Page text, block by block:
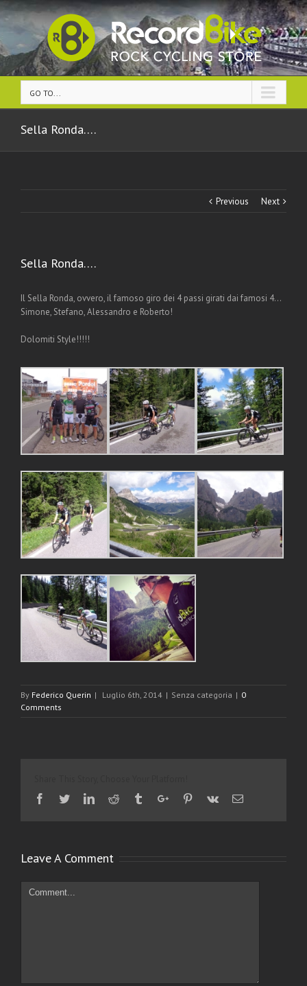
GO TO...
Sella Ronda….
Previous Next
Sella Ronda….
Il Sella Ronda, ovvero, il famoso giro dei 4 passi girati dai famosi 4…
Simone, Stefano, Alessandro e Roberto!
Dolomiti Style!!!!!
By Federico Querin | Luglio 6th, 2014 | Senza categoria | 0
Comments
Facebook
TwitterLinkedinReddit TumblrGoogle+Pinterest
Vk Email
Leave A Comment
Comment